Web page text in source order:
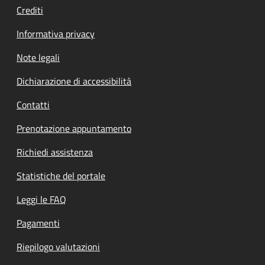
Crediti
Informativa privacy
Note legali
Dichiarazione di accessibilità
Contatti
Prenotazione appuntamento
Richiedi assistenza
Statistiche del portale
Leggi le FAQ
Pagamenti
Riepilogo valutazioni